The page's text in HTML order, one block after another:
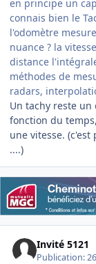
en principe un
connais bien le
l'odomètre
nuance ? la
distance
méthodes de
radars,
Un tachy reste
fonction du
une vitesse. (c'est
....)
Invité 5121
Publication: